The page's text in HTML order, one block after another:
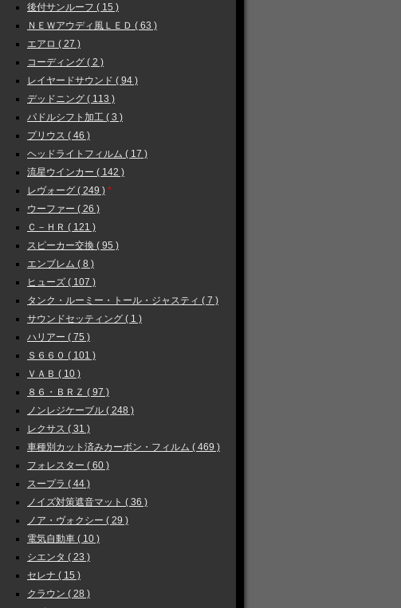
後付サンルーフ ( 15 )
ＮＥＷアウディ風ＬＥＤ ( 63 )
エアロ ( 27 )
コーディング ( 2 )
レイヤードサウンド ( 94 )
デッドニング ( 113 )
パドルシフト加工 ( 3 )
プリウス ( 46 )
ヘッドライトフィルム ( 17 )
流星ウインカー ( 142 )
レヴォーグ ( 249 ) *
ウーファー ( 26 )
Ｃ－ＨＲ ( 121 )
スピーカー交換 ( 95 )
エンブレム ( 8 )
ヒューズ ( 107 )
タンク・ルーミー・トール・ジャスティ ( 7 )
サウンドセッティング ( 1 )
ハリアー ( 75 )
Ｓ６６０ ( 101 )
ＶＡＢ ( 10 )
８６・ＢＲＺ ( 97 )
ノンレジケーブル ( 248 )
レクサス ( 31 )
車種別カット済みカーボン・フィルム ( 469 )
フォレスター ( 60 )
スープラ ( 44 )
ノイズ対策遮音マット ( 36 )
ノア・ヴォクシー ( 29 )
電気自動車 ( 10 )
シエンタ ( 23 )
セレナ ( 15 )
クラウン ( 28 )